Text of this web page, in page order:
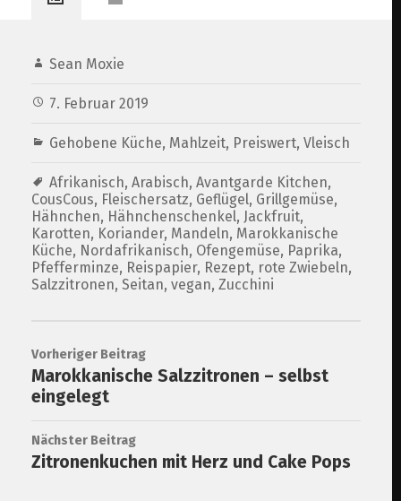
Sean Moxie
7. Februar 2019
Gehobene Küche, Mahlzeit, Preiswert,Vleisch
Afrikanisch,Arabisch,Avantgarde Kitchen,
CousCous, Fleischersatz, Geflügel, Grillgemüse,
Hähnchen, Hähnchenschenkel, Jackfruit,
Karotten, Koriander, Mandeln, Marokkanische
Küche, Nordafrikanisch, Ofengemüse, Paprika,
Pfefferminze, Reispapier, Rezept, rote Zwiebeln,
Salzzitronen,Seitan,vegan,Zucchini
Vorheriger Beitrag
Marokkanische Salzzitronen – selbst
eingelegt
Nächster Beitrag
Zitronenkuchen mit Herz und Cake Pops